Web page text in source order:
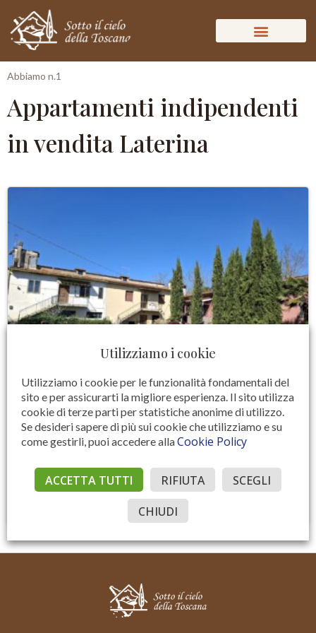
Abbiamo n.1
Appartamenti indipendenti
in vendita Laterina
RIF. V 485 – CENTRO (LATERINA)
Terra tetto con cantine e terreno
€ 110.000
Utilizziamo i cookie
Utilizziamo i cookie per le funzionalità fondamentali del
sito e per assicurarti la migliore esperienza. Il sito utilizza
cookie di terze parti per statistiche anonime di utilizzo.
Se desideri sapere di più sui cookie che utilizziamo e su
come gestirli, puoi accedere allaCookie Policy
ACCETTA TUTTI RIFIUTA
SCEGLI
CHIUDI